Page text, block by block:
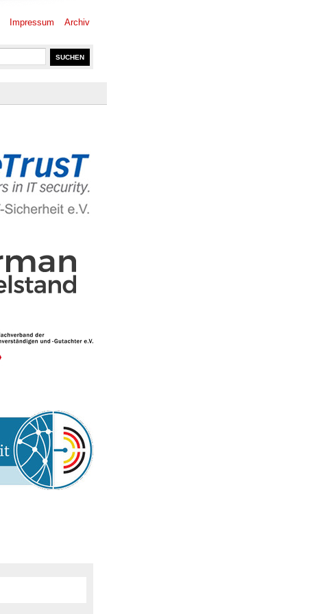
Impressum Archiv